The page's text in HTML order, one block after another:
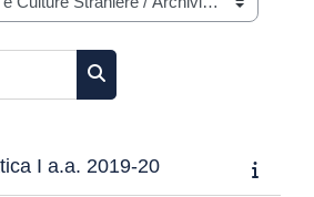
Cerca corsi
I a.a. 2019-20